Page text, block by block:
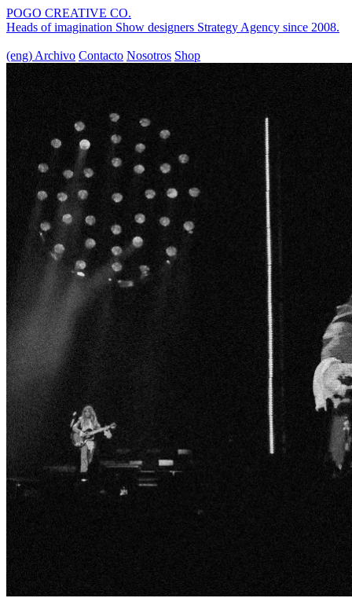
POGO CREATIVE CO.
Heads of imagination Show designers Strategy Agency since 2008.
(eng) Archivo Contacto Nosotros Shop